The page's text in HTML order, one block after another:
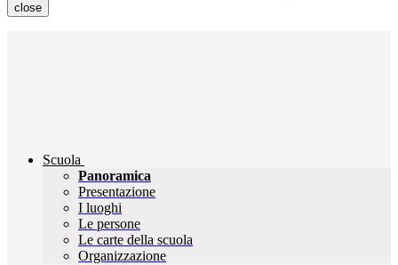
close
Scuola
Panoramica
Presentazione
I luoghi
Le persone
Le carte della scuola
Organizzazione